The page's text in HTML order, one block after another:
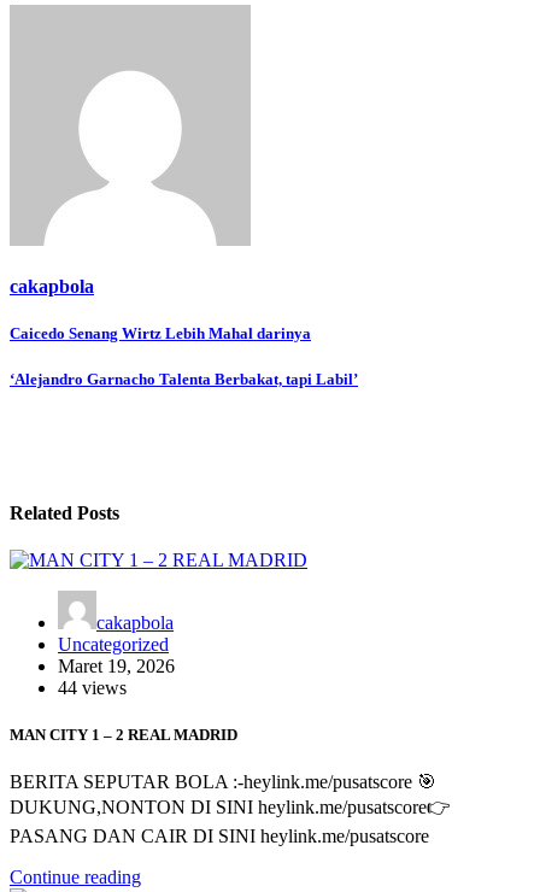
cakapbola
Navigasi
pos
Caicedo Senang Wirtz Lebih Mahal darinya
‘Alejandro Garnacho Talenta Berbakat, tapi Labil’
Related Posts
cakapbola
Uncategorized
Maret 19, 2026
44 views
MAN CITY 1 – 2 REAL MADRID
BERITA SEPUTAR BOLA :-heylink.me/pusatscore 🎯
DUKUNG,NONTON DI SINI heylink.me/pusatscore👉
PASANG DAN CAIR DI SINI heylink.me/pusatscore
Continue reading